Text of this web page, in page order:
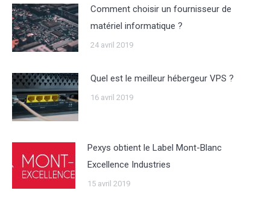
Comment choisir un fournisseur de
matériel informatique ?
24 avril 2019
Quel est le meilleur hébergeur VPS ?
16 avril 2019
Pexys obtient le Label Mont-Blanc
Excellence Industries
15 avril 2019